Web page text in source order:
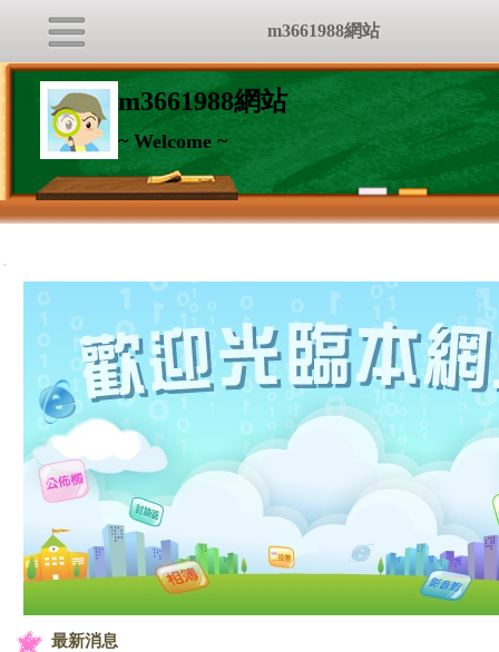
m3661988網站
~ Welcome ~
:::
最新消息
m3661988網站